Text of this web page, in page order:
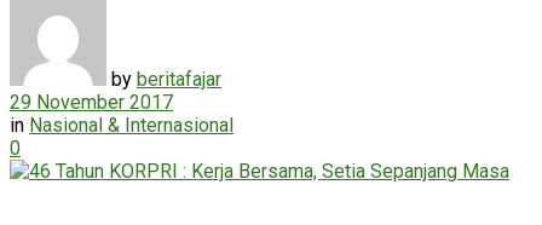
by beritafajar
29 November 2017
in Nasional & Internasional
0